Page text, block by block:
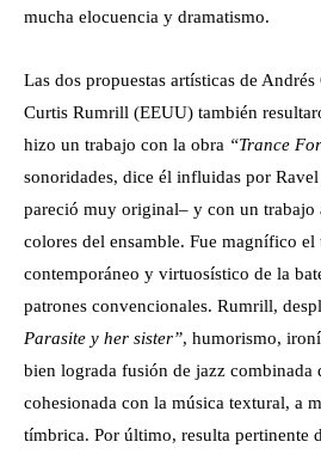
mucha elocuencia y dramatismo.
Las dos propuestas artísticas de
Curtis Rumrill (EEUU) también
hizo un trabajo con la obra “Trance
sonoridades, dice él influidas por
pareció muy original– y con un trabajo
colores del ensamble. Fue magnífico el
contemporáneo y virtuosístico de la
patrones convencionales. Rumrill,
Parasite y her sister”, humorismo,
bien lograda fusión de jazz combinada
cohesionada con la música textural, a
tímbrica. Por último, resulta pertinente